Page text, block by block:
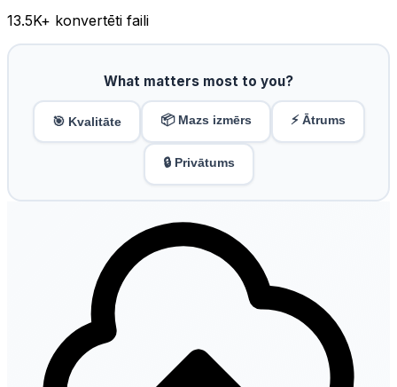
13.5K+ konvertēti faili
What matters most to you?
🎯 Kvalitāte 📦 Mazs izmērs ⚡ Ātrums
🔒 Privātums